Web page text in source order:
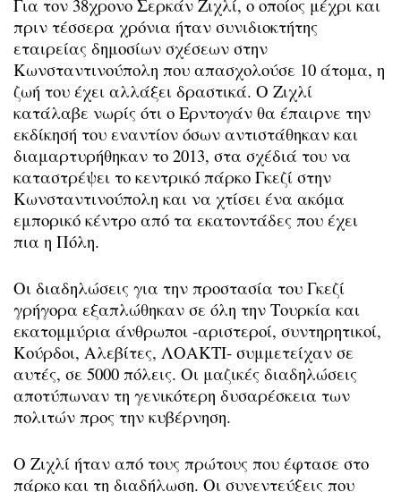
Για τον 38χρονο Σερκάν Ζιχλί, ο οποίος μέχρι και
πριν τέσσερα χρόνια ήταν συνιδιοκτήτης
εταιρείας δημοσίων σχέσεων στην
Κωνσταντινούπολη που απασχολούσε 10 άτομα, η
ζωή του έχει αλλάξει δραστικά. Ο Ζιχλί
κατάλαβε νωρίς ότι ο Ερντογάν θα έπαιρνε την
εκδίκησή του εναντίον όσων αντιστάθηκαν και
διαμαρτυρήθηκαν το 2013, στα σχέδιά του να
καταστρέψει το κεντρικό πάρκο Γκεζί στην
Κωνσταντινούπολη και να χτίσει ένα ακόμα
εμπορικό κέντρο από τα εκατοντάδες που έχει
πια η Πόλη.
Οι διαδηλώσεις για την προστασία του Γκεζί
γρήγορα εξαπλώθηκαν σε όλη την Τουρκία και
εκατομμύρια άνθρωποι -αριστεροί, συντηρητικοί,
Κούρδοι, Αλεβίτες, ΛΟΑΚΤΙ- συμμετείχαν σε
αυτές, σε 5000 πόλεις. Οι μαζικές διαδηλώσεις
αποτύπωναν τη γενικότερη δυσαρέσκεια των
πολιτών προς την κυβέρνηση.
Ο Ζιχλί ήταν από τους πρώτους που έφτασε στο
πάρκο και τη διαδήλωση. Οι συνεντεύξεις που